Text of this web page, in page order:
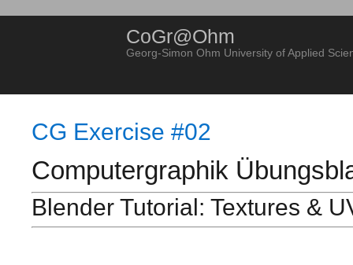
CoGr@Ohm
Georg-Simon Ohm University of Applied
CG Exercise #02
Computergraphik
Blender Tutorial: Textures &